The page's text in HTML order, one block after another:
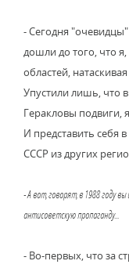
- Сегодня
дошли до того, что
областей,
Упустили лишь, что
Геракловы подвиги,
И представить себя
СССР из других
- А вот, говорят, в 1988 году
антисоветскую пропаганду...
- Во-первых, что за